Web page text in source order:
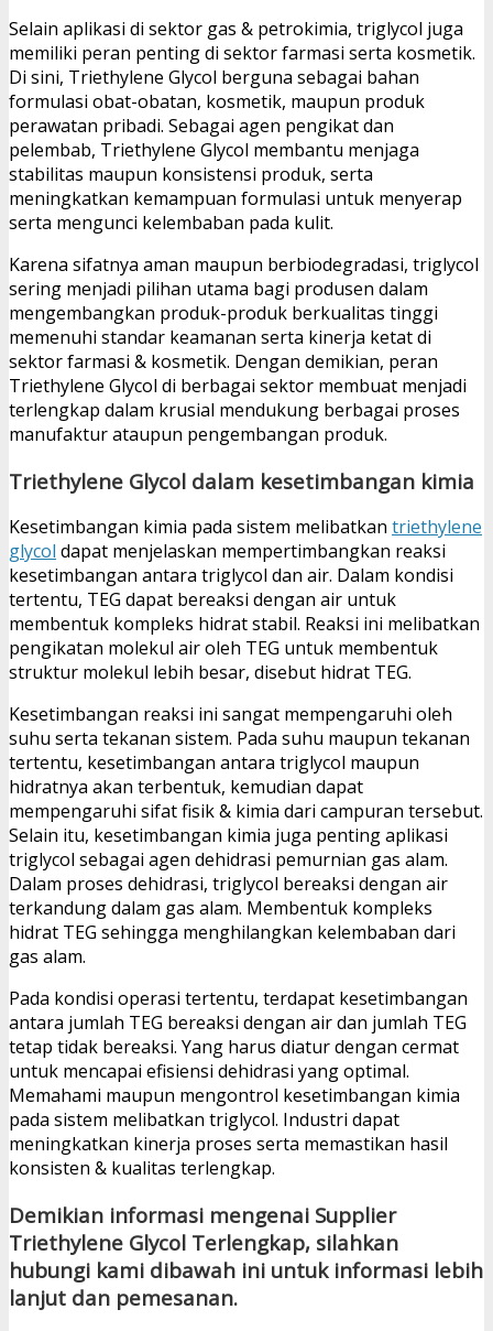
Selain aplikasi di sektor gas & petrokimia, triglycol juga
memiliki peran penting di sektor farmasi serta kosmetik.
Di sini, Triethylene Glycol berguna sebagai bahan
formulasi obat-obatan, kosmetik, maupun produk
perawatan pribadi. Sebagai agen pengikat dan
pelembab, Triethylene Glycol membantu menjaga
stabilitas maupun konsistensi produk, serta
meningkatkan kemampuan formulasi untuk menyerap
serta mengunci kelembaban pada kulit.
Karena sifatnya aman maupun berbiodegradasi, triglycol
sering menjadi pilihan utama bagi produsen dalam
mengembangkan produk-produk berkualitas tinggi
memenuhi standar keamanan serta kinerja ketat di
sektor farmasi & kosmetik. Dengan demikian, peran
Triethylene Glycol di berbagai sektor membuat menjadi
terlengkap dalam krusial mendukung berbagai proses
manufaktur ataupun pengembangan produk.
Triethylene Glycol dalam kesetimbangan kimia
Kesetimbangan kimia pada sistem melibatkan triethylene
glycol dapat menjelaskan mempertimbangkan reaksi
kesetimbangan antara triglycol dan air. Dalam kondisi
tertentu, TEG dapat bereaksi dengan air untuk
membentuk kompleks hidrat stabil. Reaksi ini melibatkan
pengikatan molekul air oleh TEG untuk membentuk
struktur molekul lebih besar, disebut hidrat TEG.
Kesetimbangan reaksi ini sangat mempengaruhi oleh
suhu serta tekanan sistem. Pada suhu maupun tekanan
tertentu, kesetimbangan antara triglycol maupun
hidratnya akan terbentuk, kemudian dapat
mempengaruhi sifat fisik & kimia dari campuran tersebut.
Selain itu, kesetimbangan kimia juga penting aplikasi
triglycol sebagai agen dehidrasi pemurnian gas alam.
Dalam proses dehidrasi, triglycol bereaksi dengan air
terkandung dalam gas alam. Membentuk kompleks
hidrat TEG sehingga menghilangkan kelembaban dari
gas alam.
Pada kondisi operasi tertentu, terdapat kesetimbangan
antara jumlah TEG bereaksi dengan air dan jumlah TEG
tetap tidak bereaksi. Yang harus diatur dengan cermat
untuk mencapai efisiensi dehidrasi yang optimal.
Memahami maupun mengontrol kesetimbangan kimia
pada sistem melibatkan triglycol. Industri dapat
meningkatkan kinerja proses serta memastikan hasil
konsisten & kualitas terlengkap.
Demikian informasi mengenai Supplier
Triethylene Glycol Terlengkap, silahkan
hubungi kami dibawah ini untuk informasi lebih
lanjut dan pemesanan.